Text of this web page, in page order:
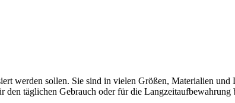
werden sollen. Sie sind in vielen Größen, Materialien und
täglichen Gebrauch oder für die